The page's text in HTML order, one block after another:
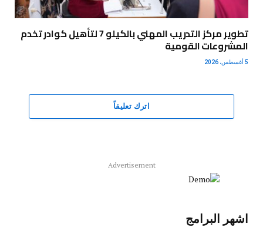
تطوير مركز التدريب المهني بالكيلو 7 لتأهيل كوادر تخدم
المشروعات القومية
5 أغسطس، 2026
اترك تعليقاً
Advertisement
اشهر البرامج